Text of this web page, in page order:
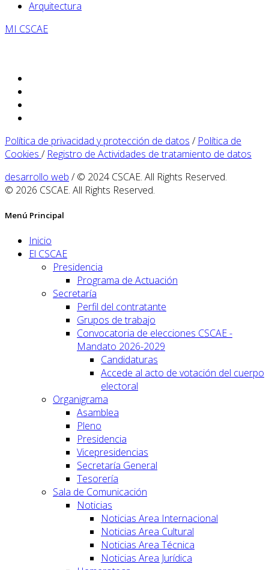
Arquitectura
MI CSCAE
Política de privacidad y protección de datos / Política de
Cookies / Registro de Actividades de tratamiento de datos
desarrollo web / © 2024 CSCAE. All Rights Reserved.
© 2026 CSCAE. All Rights Reserved.
Menú Principal
Inicio
El CSCAE
Presidencia
Programa de Actuación
Secretaría
Perfil del contratante
Grupos de trabajo
Convocatoria de elecciones CSCAE -
Mandato 2026-2029
Candidaturas
Accede al acto de votación del cuerpo
electoral
Organigrama
Asamblea
Pleno
Presidencia
Vicepresidencias
Secretaría General
Tesorería
Sala de Comunicación
Noticias
Noticias Area Internacional
Noticias Area Cultural
Noticias Area Técnica
Noticias Area Jurídica